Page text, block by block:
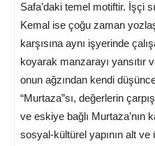
Safa’daki temel motiftir. İşçi
Kemal ise çoğu zaman
karşısına aynı işyerinde
koyarak manzarayı yansıtır
onun ağzından kendi
“Murtaza”sı, değerlerin
ve eskiye bağlı Murtaza’nın
sosyal-kültürel yapının alt ve